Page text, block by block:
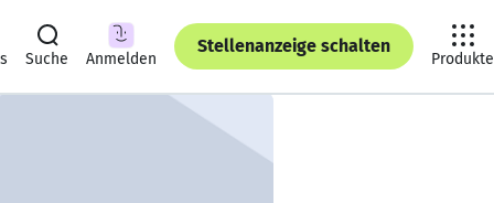
Suche Anmelden
Stellenanzeige schalten
Produkte